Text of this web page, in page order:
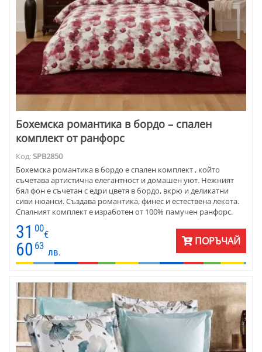
Бохемска романтика в бордо – спален
комплект от ранфорс
Код:SPB2850
Бохемска романтика в бордо е спален комплект , който
съчетава артистична елегантност и домашен уют. Нежният
бял фон е съчетан с едри цветя в бордо, вкрю и деликатни
сиви нюанси. Създава романтика, финес и естествена лекота.
Спалният комплект е изработен от 100% памучен ранфорс.
Материята е дишаща, мека и издръжлива, подходяща за
целогодишна употреба. Предлага се в разнообразни размери
и комбинации, така че да е подходяща за всяка спалня.
Бохемска романтика в бордо е избор за хора, които ценят
стилния дизайн, качеството и спокойствието в дома.
31 00
€
60 63
лв.
ПОРЪЧАЙ